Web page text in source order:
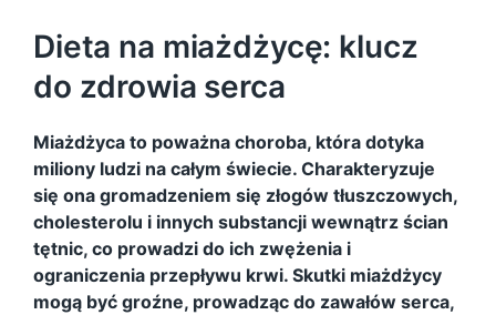
Dieta na miażdżycę: klucz
do zdrowia serca
Miażdżyca to poważna choroba, która dotyka
miliony ludzi na całym świecie. Charakteryzuje
się ona gromadzeniem się złogów tłuszczowych,
cholesterolu i innych substancji wewnątrz ścian
tętnic, co prowadzi do ich zwężenia i
ograniczenia przepływu krwi. Skutki miażdżycy
mogą być groźne, prowadząc do zawałów serca,